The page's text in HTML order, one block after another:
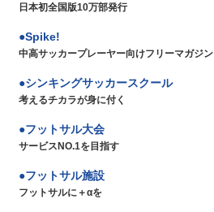
日本初全国版10万部発行
Spike!
中高サッカープレーヤー向けフリーマガジン
シンキングサッカースクール
考えるチカラが身に付く
フットサル大会
サービスNO.1を目指す
フットサル施設
フットサルに＋αを